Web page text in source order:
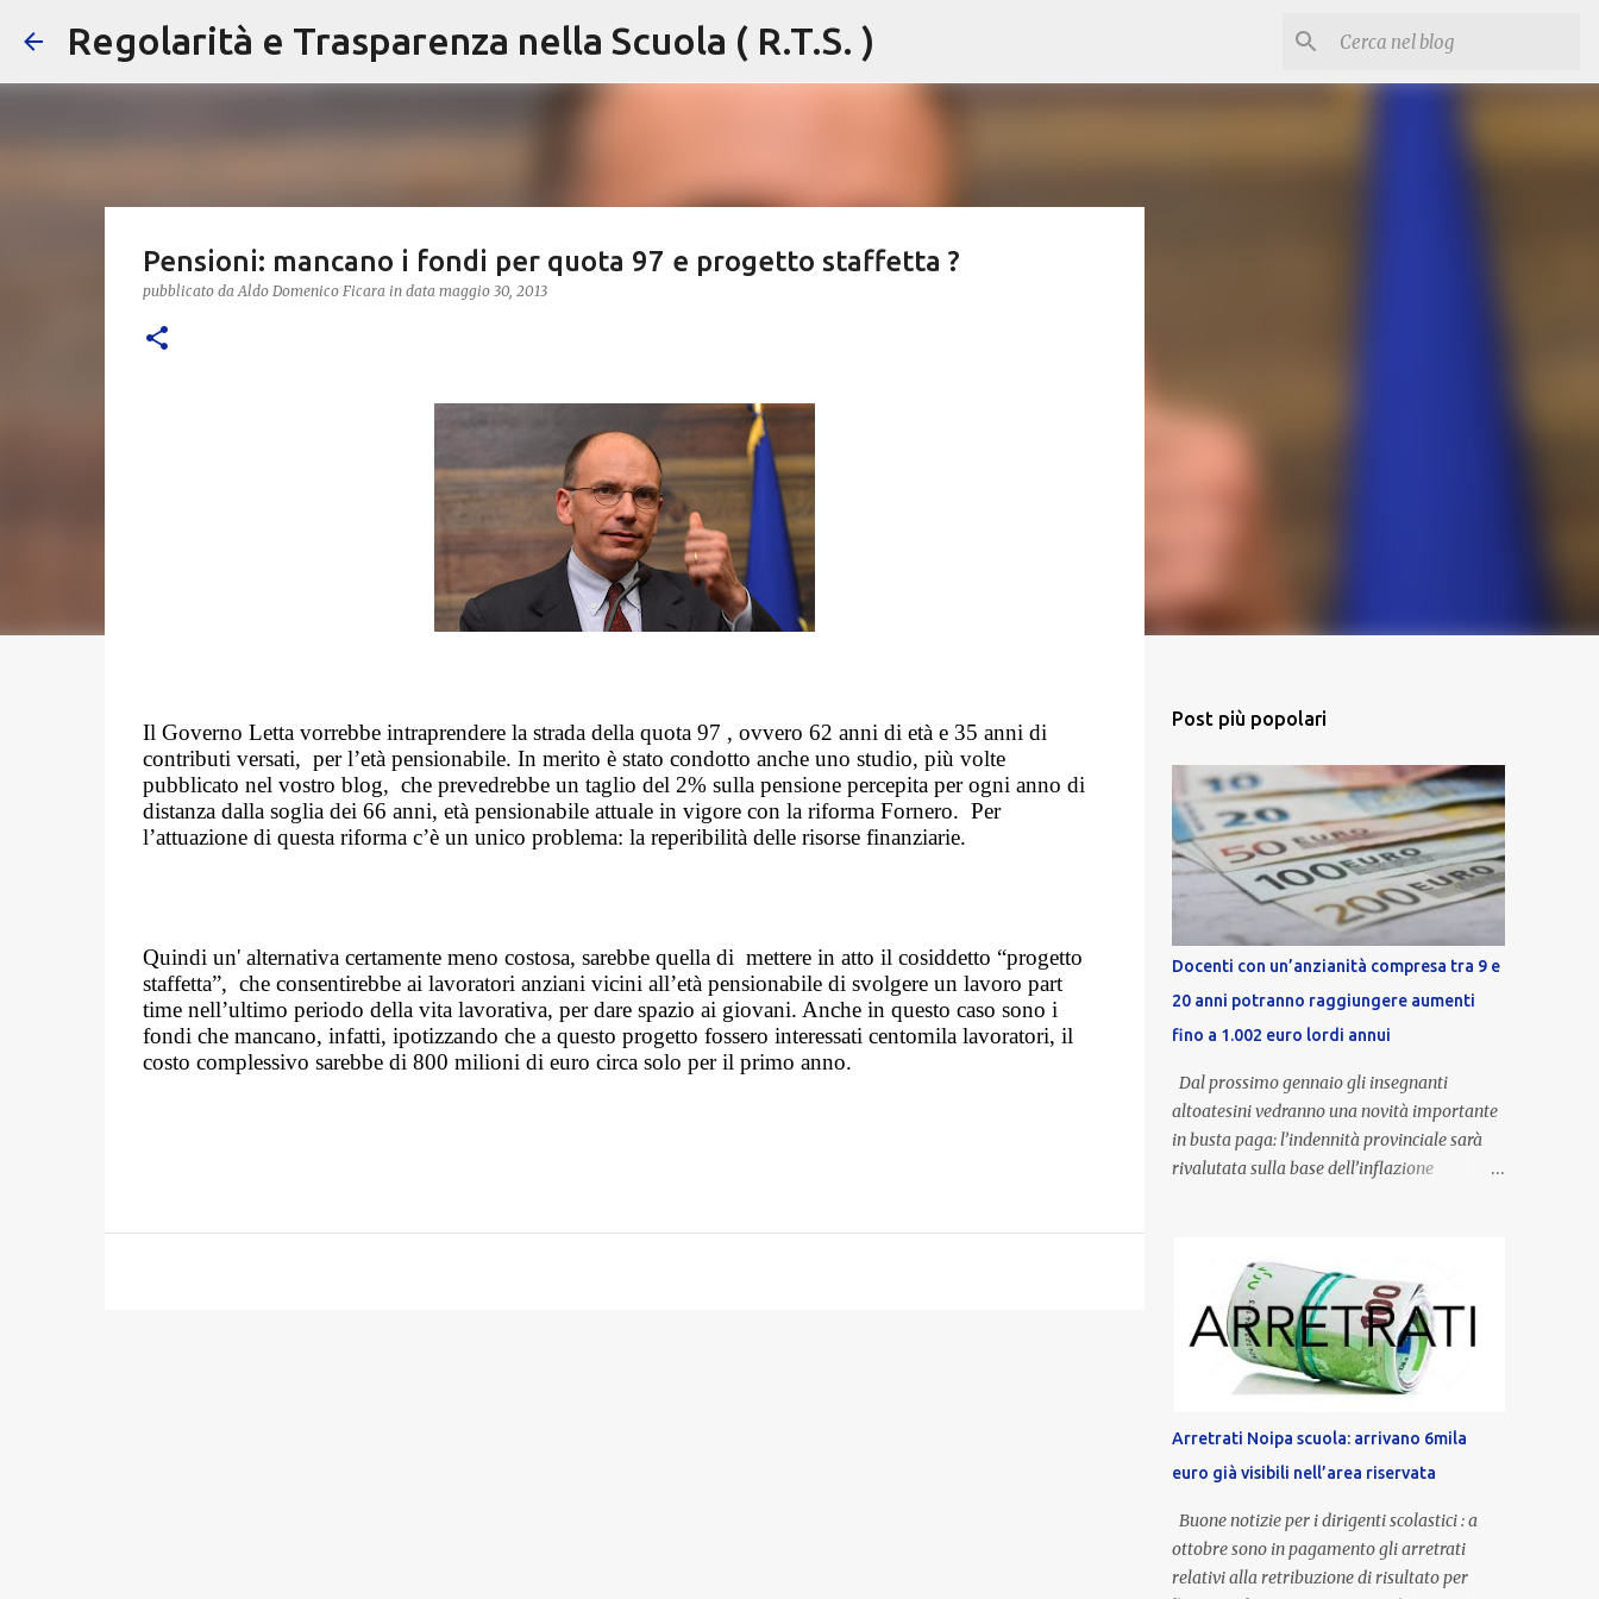
Passa ai contenuti principali
Regolarità e Trasparenza nella Scuola ( R.T.S. )
Pensioni: mancano i fondi per quota 97 e progetto staffetta ?
pubblicato daAldo Domenico Ficara in data maggio 30, 2013
Il Governo Letta vorrebbe intraprendere la strada della quota 97 , ovvero 62 anni di età e 35 anni di
contributi versati, per l’età pensionabile. In merito è stato condotto anche uno studio, più volte
pubblicato nel vostro blog, che prevedrebbe un taglio del 2% sulla pensione percepita per ogni anno di
distanza dalla soglia dei 66 anni, età pensionabile attuale in vigore con la riforma Fornero. Per
l’attuazione di questa riforma c’è un unico problema: la reperibilità delle risorse finanziarie.
Quindi un' alternativa certamente meno costosa, sarebbe quella di mettere in atto il cosiddetto “progetto
staffetta”, che consentirebbe ai lavoratori anziani vicini all’età pensionabile di svolgere un lavoro part
time nell’ultimo periodo della vita lavorativa, per dare spazio ai giovani. Anche in questo caso sono i
fondi che mancano, infatti, ipotizzando che a questo progetto fossero interessati centomila lavoratori, il
costo complessivo sarebbe di 800 milioni di euro circa solo per il primo anno.
Post più popolari
Docenti con un’anzianità compresa tra 9 e
20 anni potranno raggiungere aumenti
fino a 1.002 euro lordi annui
Dal prossimo gennaio gli insegnanti
altoatesini vedranno una novità importante
in busta paga: l’indennità provinciale sarà
rivalutata sulla base dell’inflazione
un’anzianità compresa tra 9 e 20 anni
potranno raggiungere fino a 1.002 euro lordi
annui. Il nuovo contratto provinciale
introduce inoltre un congedo speciale
dedicato alle donne vittime di violenza di
genere, in linea con la normativa nazionale e
con l’obiettivo di offrire maggiore tutela e
supporto in situazioni delicate. L’indennità
provinciale per i docenti è un unicum in
Italia: si tratta di una misura esclusiva della
Provincia autonoma di Bolzano, che integra
Arretrati Noipa scuola: arrivano 6mila
euro già visibili nell’area riservata
Buone notizie per i dirigenti scolastici : a
ottobre sono in pagamento gli arretrati
relativi alla retribuzione di risultato per